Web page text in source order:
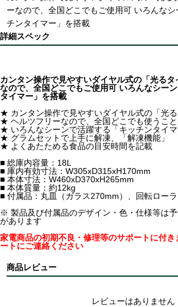
ーなので、全国どこでもご使用可 いろんな
チンタイマー」を搭載
詳細スペック
カンタン操作で見やすいダイヤル式の「光る
なので、全国どこでもご使用可 いろんなシー
タイマー」を搭載
★ カンタン操作で見やすいダイヤル式の「光る
★ ヘルツフリーなので、全国どこでも使うこと
★ いろんなシーンで活躍する「キッチンタイ
★ グラムセットで上手に解凍、「解凍機能」
★ よくあたためる食品の目安時間を記載
■ 総庫内容量：18L
■ 庫内有効寸法：W305xD315xH170mm
■ 本体寸法：W460xD370xH265mm
■ 本体質量：約12kg
■ 付属品：丸皿（ガラス270mm）、回転ロー
※ 製品及び付属品のデザイン・色・仕様等は
があります
家電商品の初期不良・修理等のサポートに付
ートにご連絡ください
商品レビュー
レビューはありません